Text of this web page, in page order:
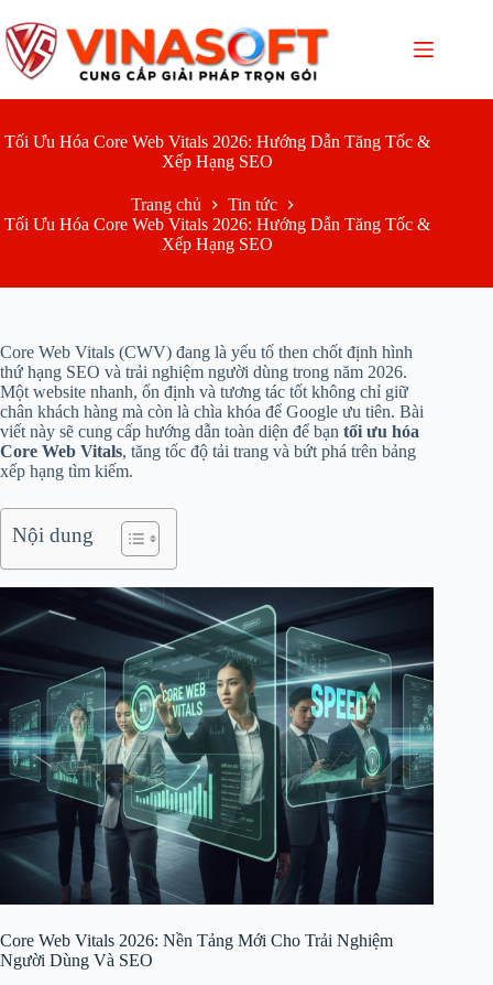
đến
phần
nội
Tối Ưu Hóa Core Web Vitals 2026: Hướng Dẫn Tăng Tốc &
Xếp Hạng SEO
Trang chủ
Tin tức
Tối Ưu Hóa Core Web Vitals 2026: Hướng Dẫn Tăng Tốc &
Xếp Hạng SEO
Core Web Vitals (CWV) đang là yếu tố then chốt định hình
thứ hạng SEO và trải nghiệm người dùng trong năm 2026.
Một website nhanh, ổn định và tương tác tốt không chỉ giữ
chân khách hàng mà còn là chìa khóa để Google ưu tiên. Bài
viết này sẽ cung cấp hướng dẫn toàn diện để bạn tối ưu hóa
Core Web Vitals, tăng tốc độ tải trang và bứt phá trên bảng
xếp hạng tìm kiếm.
Nội dung
Core Web Vitals 2026: Nền Tảng Mới Cho Trải Nghiệm
Người Dùng Và SEO